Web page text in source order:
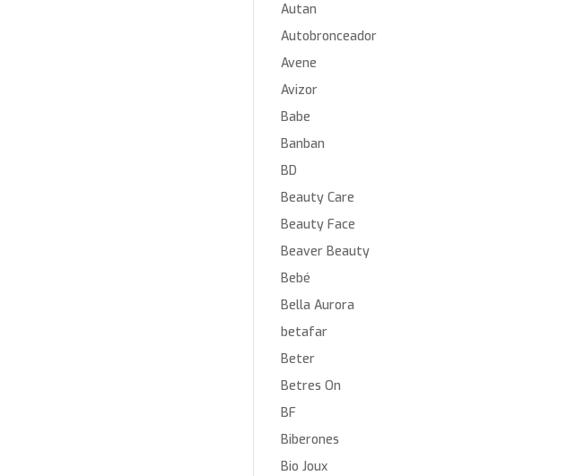
Autan
Autobronceador
Avene
Avizor
Babe
Banban
BD
Beauty Care
Beauty Face
Beaver Beauty
Bebé
Bella Aurora
betafar
Beter
Betres On
BF
Biberones
Bio Joux